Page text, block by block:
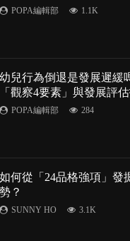
POPA編輯部 1.1K
幼兒行為倒退是發展遲緩
「觀察4要素」與發展評
POPA編輯部 284
如何從「24品格強項」發
勢？
SUNNY HO 3.1K